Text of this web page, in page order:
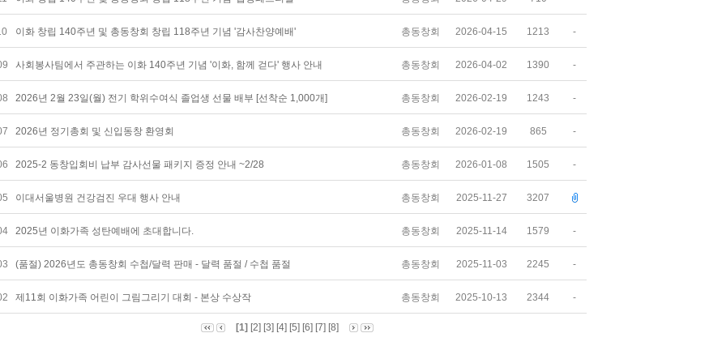
이화 창립 140주년 및 총동창회 창립 118주년 기념 '감사찬양예배' 총동창회 2026-04-15 1213 -
사회봉사팀에서 주관하는 이화 140주년 기념 '이화, 함께 걷다' 행사 안내 총동창회 2026-04-02 1390 -
2026년 2월 23일(월) 전기 학위수여식 졸업생 선물 배부 [선착순 1,000개] 총동창회 2026-02-19 1243 -
2026년 정기총회 및 신입동창 환영회 총동창회 2026-02-19 865 -
2025-2 동창입회비 납부 감사선물 패키지 증정 안내 ~2/28 총동창회 2026-01-08 1505 -
이대서울병원 건강검진 우대 행사 안내 총동창회 2025-11-27 3207
2025년 이화가족 성탄예배에 초대합니다. 총동창회 2025-11-14 1579 -
(품절) 2026년도 총동창회 수첩/달력 판매 - 달력 품절 / 수첩 품절 총동창회 2025-11-03 2245 -
제11회 이화가족 어린이 그림그리기 대회 - 본상 수상작 총동창회 2025-10-13 2344 -
[1] [2] [3] [4] [5] [6] [7] [8]